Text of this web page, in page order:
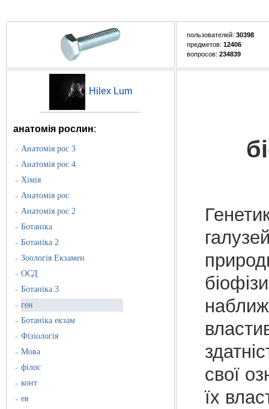
пользователей: 30398
предметов: 12406
вопросов: 234839
Hilex Lum
анатомія рослин:
» Анатомія рос 3
» Анатомія рос 4
» Хімія
» Анатомія рос
» Анатомія рос 2
» Ботаніка
» Ботаніка 2
» Зоологія Екзамен
» ОСД
» Ботаніка 3
» ген
» Ботаніка екзам
» Фізіологія
» Мова
» філос
» конт
» ев
свої
їх